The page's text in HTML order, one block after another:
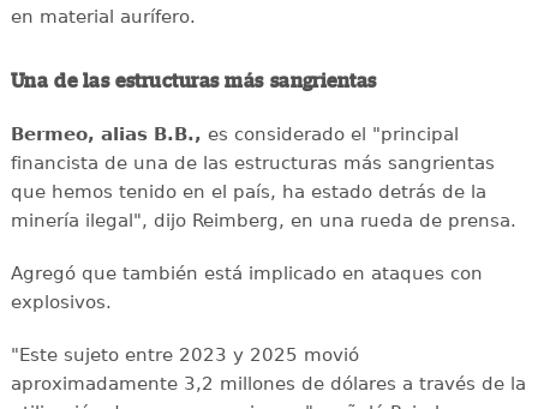
en material aurífero.
Una de las estructuras más sangrientas
Bermeo, alias B.B., es considerado el "principal
financista de una de las estructuras más sangrientas
que hemos tenido en el país, ha estado detrás de la
minería ilegal", dijo Reimberg, en una rueda de prensa.
Agregó que también está implicado en ataques con
explosivos.
"Este sujeto entre 2023 y 2025 movió
aproximadamente 3,2 millones de dólares a través de la